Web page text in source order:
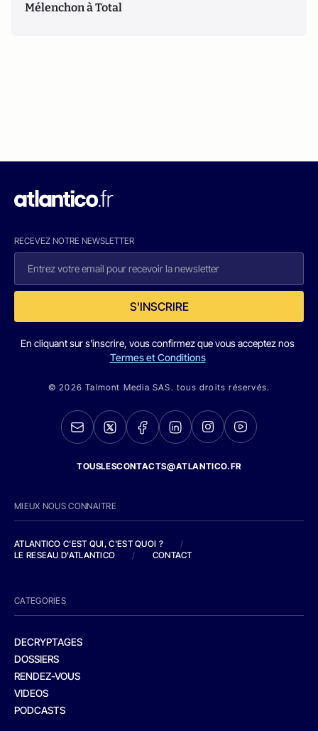
Mélenchon à Total
RECEVEZ NOTRE NEWSLETTER
S'INSCRIRE
En cliquant sur s'inscrire, vous confirmez que vous acceptez nos
Termes et Conditions
© 2026 Talmont Media SAS. tous droits réservés.
TOUSLESCONTACTS@ATLANTICO.FR
MIEUX NOUS CONNAITRE
ATLANTICO C'EST QUI, C'EST QUOI ?
/
LE RESEAU D'ATLANTICO
/ CONTACT
CATEGORIES
DECRYPTAGES
DOSSIERS
RENDEZ-VOUS
VIDEOS
PODCASTS